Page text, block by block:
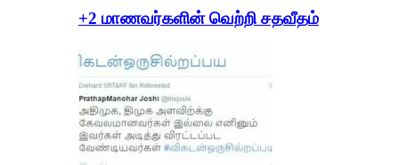
+2 மாணவர்களின் வெற்றி சதவீதம்